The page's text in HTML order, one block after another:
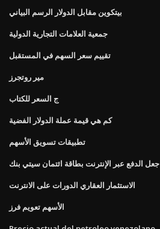
بيتكوين مقابل الدولار الرسم البياني
جمعية العلامات التجارية الدولية
تقييم سعر السهم في المستقبل
مير روتجرز
ج السعر للكتاب
كم هي قيمة عملة الدولار الفضية
تطبيقات تسويق الأسهم
جعل الدفع عبر الإنترنت بطاقة ائتمان سيتي بنك
الاستثمار العقاري الدورات على الانترنت
الأسهم تعويم فرز